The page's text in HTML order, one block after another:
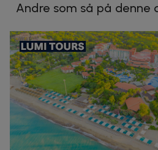
Andre som så på denne